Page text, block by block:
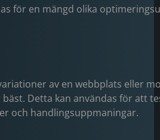
för en mängd olika
av en webbplats eller
Detta kan användas för att
och handlingsuppmaningar.